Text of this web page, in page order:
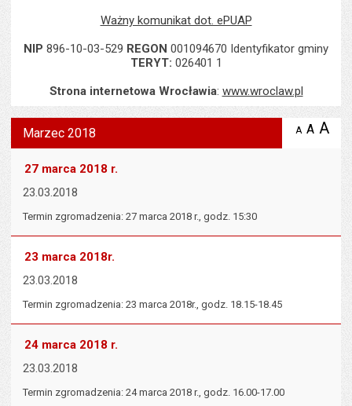
Ważny komunikat dot. ePUAP
NIP 896-10-03-529 REGON 001094670 Identyfikator gminy
TERYT: 026401 1
Strona internetowa Wrocławia: www.wroclaw.pl
Marzec 2018 A zmniejsz
A A
27 marca 2018 r.
23.03.2018
Termin zgromadzenia: 27 marca 2018 r., godz. 15:30
23 marca 2018r.
23.03.2018
Termin zgromadzenia: 23 marca 2018r., godz. 18.15-18.45
24 marca 2018 r.
23.03.2018
Termin zgromadzenia: 24 marca 2018 r., godz. 16.00-17.00